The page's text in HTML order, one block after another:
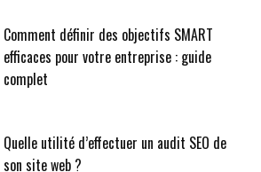
Comment définir des objectifs SMART
efficaces pour votre entreprise : guide
complet
Quelle utilité d’effectuer un audit SEO de
son site web ?